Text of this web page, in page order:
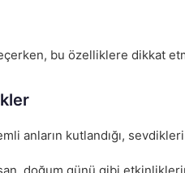
bu özelliklere dikkat
anların kutlandığı,